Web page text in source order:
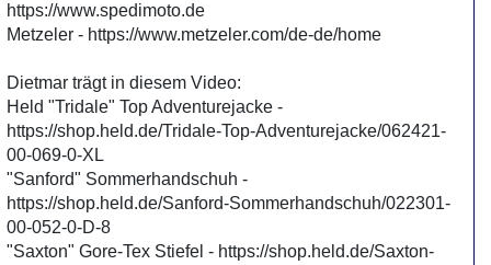
https://www.spedimoto.de
Metzeler - https://www.metzeler.com/de-de/home
Dietmar trägt in diesem Video:
Held "Tridale" Top Adventurejacke -
https://shop.held.de/Tridale-Top-Adventurejacke/062421-
00-069-0-XL
"Sanford" Sommerhandschuh -
https://shop.held.de/Sanford-Sommerhandschuh/022301-
00-052-0-D-8
"Saxton" Gore-Tex Stiefel - https://shop.held.de/Saxton-